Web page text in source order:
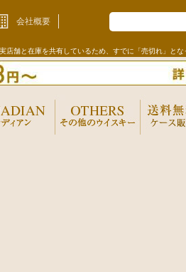
会社概要
店舗と在庫を共有しているため、すでに「売切れ」とな